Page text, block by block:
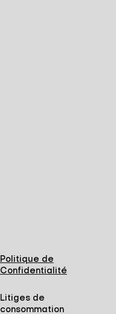
Politique de
Confidentialité
Litiges de
consommation